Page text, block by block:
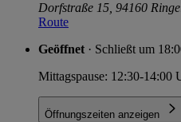
Dorfstraße 15, 94160
Route
Geöffnet · Schließt um
Mittagspause: 12:30-14:00
Öffnungszeiten anzeigen